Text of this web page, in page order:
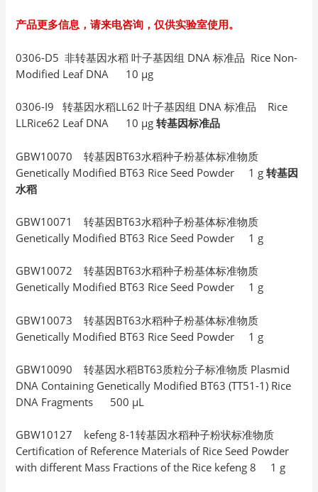
产品更多信息，请来电咨询，仅供实验室使用。
0306-D5 非转基因水稻 叶子基因组 DNA 标准品 Rice Non-
Modified Leaf DNA 10 µg
0306-I9 转基因水稻LL62 叶子基因组 DNA 标准品 Rice
LLRice62 Leaf DNA 10 µg转基因标准品
GBW10070 转基因BT63水稻种子粉基体标准物质
Genetically Modified BT63 Rice Seed Powder 1 g转基因
水稻
GBW10071 转基因BT63水稻种子粉基体标准物质
Genetically Modified BT63 Rice Seed Powder 1 g
GBW10072 转基因BT63水稻种子粉基体标准物质
Genetically Modified BT63 Rice Seed Powder 1 g
GBW10073 转基因BT63水稻种子粉基体标准物质
Genetically Modified BT63 Rice Seed Powder 1 g
GBW10090 转基因水稻BT63质粒分子标准物质 Plasmid
DNA Containing Genetically Modified BT63 (TT51-1) Rice
DNA Fragments 500 μL
GBW10127 kefeng 8-1转基因水稻种子粉状标准物质
Certification of Reference Materials of Rice Seed Powder
with different Mass Fractions of the Rice kefeng 8 1 g